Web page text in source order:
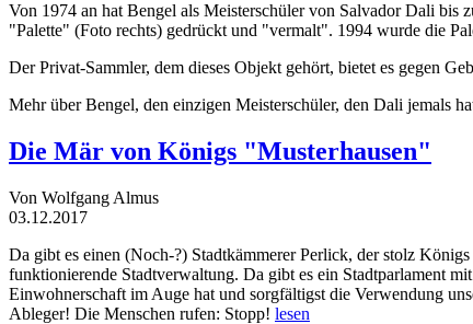
Von 1974 an hat Bengel als Meisterschüler von Salvador Dali bis
"Palette" (Foto rechts) gedrückt und "vermalt". 1994 wurde die
Der Privat-Sammler, dem dieses Objekt gehört, bietet es gegen
Mehr über Bengel, den einzigen Meisterschüler, den Dali jemals
Die Mär von Königs "Musterhausen"
Von Wolfgang Almus
03.12.2017
Da gibt es einen (Noch-?) Stadtkämmerer Perlick, der stolz
funktionierende Stadtverwaltung. Da gibt es ein Stadtparlament
Einwohnerschaft im Auge hat und sorgfältigst die Verwendung
Ableger! Die Menschen rufen: Stopp! lesen